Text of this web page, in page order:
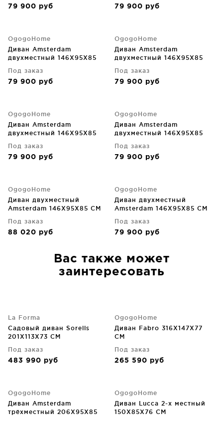
79 900 руб 79 900 руб
OgogoHome
Диван Amsterdam
двухместный 146X95X85
Под заказ
79 900 руб
OgogoHome
Диван Amsterdam
двухместный 146X95X85
Под заказ
79 900 руб
OgogoHome
Диван Amsterdam
двухместный 146X95X85
Под заказ
79 900 руб
OgogoHome
Диван Amsterdam
двухместный 146X95X85
Под заказ
79 900 руб
OgogoHome
Диван двухместный
Amsterdam 146X95X85 CM
Под заказ
88 020 руб
OgogoHome
Диван двухместный
Amsterdam 146X95X85 CM
Под заказ
79 900 руб
Вас также может
заинтересовать
La Forma
Садовый диван Sorells
201X113X73 CM
Под заказ
483 990 руб
OgogoHome
Диван Fabro 316X147X77
CM
Под заказ
265 590 руб
OgogoHome
Диван Amsterdam
трёхместный 206X95X85
OgogoHome
Диван Lucca 2-х местный
150X85X76 CM